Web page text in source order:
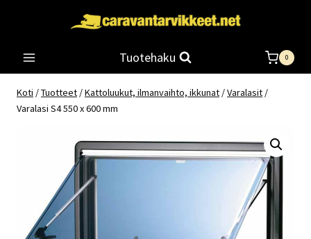
Tuotehaku 0
Koti /Tuotteet /Kattoluukut, ilmanvaihto, ikkunat /Varalasit /
Varalasi S4 550 x 600 mm